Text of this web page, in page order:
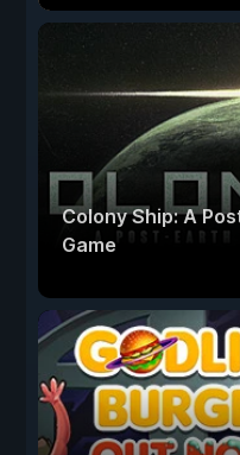
Colony Ship: A
Game